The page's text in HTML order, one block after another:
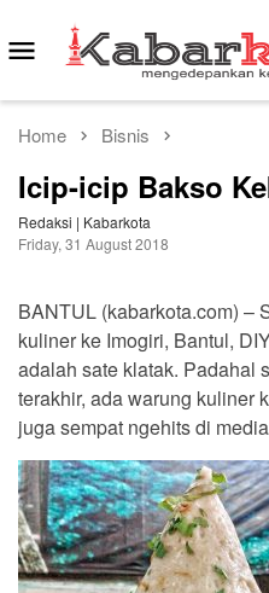
to
content
Mobile
Menu
Home Bisnis
Icip-icip Bakso
Redaksi | Kabarkota
Friday, 31 August 2018
BANTUL (kabarkota.com) –
kuliner ke Imogiri, Bantul,
adalah sate klatak. Padahal
terakhir, ada warung kuliner
juga sempat ngehits di